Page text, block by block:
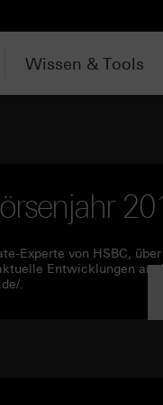
Wissen & Tools
Experte von HSBC, über
Entwicklungen an
.